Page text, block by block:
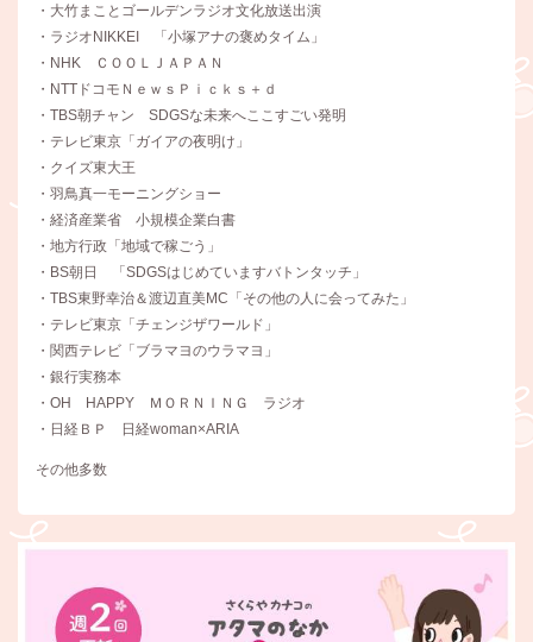
・大竹まことゴールデンラジオ文化放送出演
・ラジオNIKKEI 「小塚アナの褒めタイム」
・NHK ＣＯＯＬＪＡＰＡＮ
・NTTドコモＮｅｗｓＰｉｃｋｓ＋ｄ
・TBS朝チャン SDGSな未来へここすごい発明
・テレビ東京「ガイアの夜明け」
・クイズ東大王
・羽鳥真一モーニングショー
・経済産業省 小規模企業白書
・地方行政「地域で稼ごう」
・BS朝日 「SDGSはじめていますバトンタッチ」
・TBS東野幸治＆渡辺直美MC「その他の人に会ってみた」
・テレビ東京「チェンジザワールド」
・関西テレビ「ブラマヨのウラマヨ」
・銀行実務本
・OH HAPPY ＭＯＲＮＩＮＧ ラジオ
・日経ＢＰ 日経woman×ARIA
その他多数